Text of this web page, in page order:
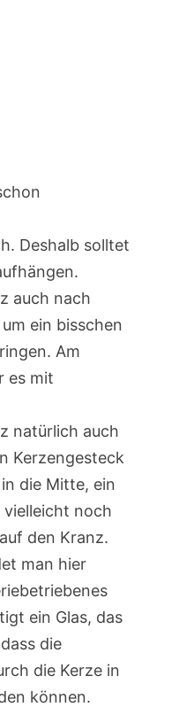
Deshalb solltet
auch nach
ein bisschen
Am
es mit
natürlich auch
Kerzengesteck
die Mitte, ein
noch
den Kranz.
man hier
ein Glas, das
die
die Kerze in
können.